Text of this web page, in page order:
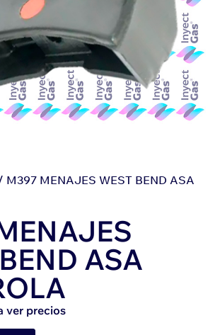
M397 MENAJES WEST BEND ASA
ASA
ver precios